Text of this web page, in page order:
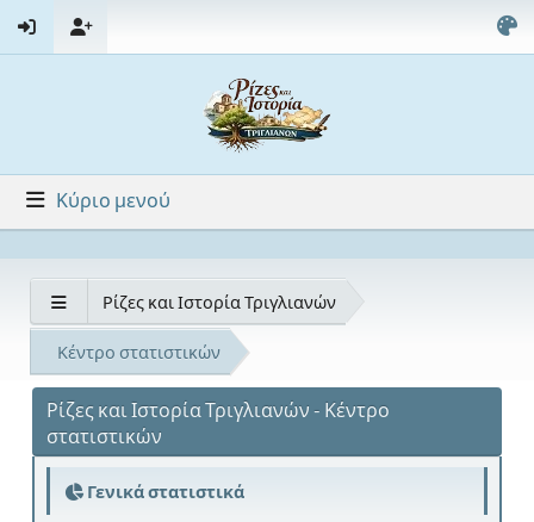
Κύριο μενού
Ρίζες και Ιστορία Τριγλιανών
Κέντρο στατιστικών
Ρίζες και Ιστορία Τριγλιανών - Κέντρο
στατιστικών
Γενικά στατιστικά